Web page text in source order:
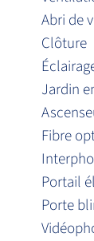
Abri de
Clôture
Jardin
Fibre
Portail
Porte